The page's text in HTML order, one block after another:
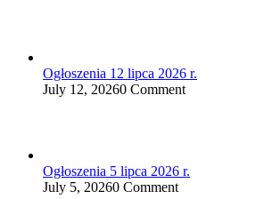
Ogłoszenia 12 lipca 2026 r.
July 12, 20260 Comment
Ogłoszenia 5 lipca 2026 r.
July 5, 20260 Comment